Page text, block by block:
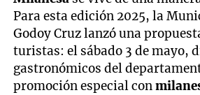
Para esta edición 2025, la
Godoy Cruz lanzó una
turistas: el sábado 3 de mayo,
gastronómicos del
promoción especial con